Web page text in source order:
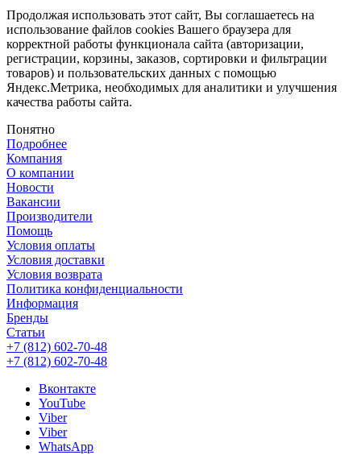
Продолжая использовать этот сайт, Вы соглашаетесь на
использование файлов cookies Вашего браузера для
корректной работы функционала сайта (авторизации,
регистрации, корзины, заказов, сортировки и фильтрации
товаров) и пользовательских данных с помощью
Яндекс.Метрика, необходимых для аналитики и улучшения
качества работы сайта.
Понятно
Подробнее
Компания
О компании
Новости
Вакансии
Производители
Помощь
Условия оплаты
Условия доставки
Условия возврата
Политика конфиденциальности
Информация
Бренды
Статьи
+7 (812) 602-70-48
+7 (812) 602-70-48
Вконтакте
YouTube
Viber
Viber
WhatsApp